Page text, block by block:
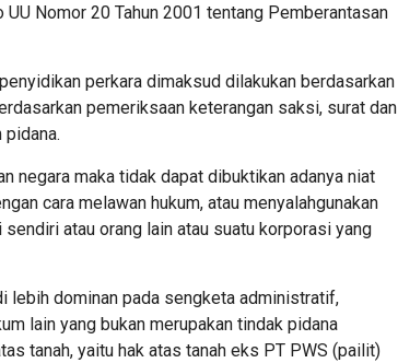
UU Nomor 20 Tahun 2001 tentang Pemberantasan
perkara dimaksud dilakukan berdasarkan
pemeriksaan keterangan saksi, surat dan
negara maka tidak dapat dibuktikan adanya niat
cara melawan hukum, atau menyalahgunakan
atau orang lain atau suatu korporasi yang
lebih dominan pada sengketa administratif,
lain yang bukan merupakan tindak pidana
tanah, yaitu hak atas tanah eks PT PWS (pailit)